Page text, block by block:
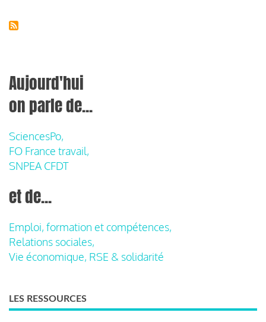
Aujourd'hui
on parle de...
SciencesPo,
FO France travail,
SNPEA CFDT
et de...
Emploi, formation et compétences,
Relations sociales,
Vie économique, RSE & solidarité
LES RESSOURCES